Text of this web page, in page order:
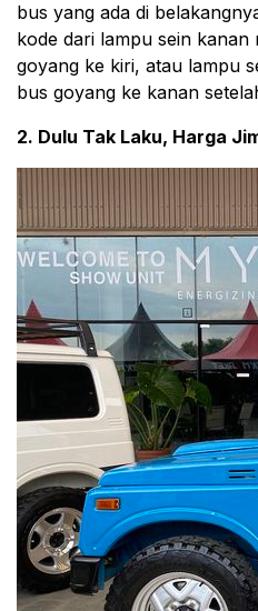
bus yang ada di
kode dari lampu sein kanan
goyang ke kiri, atau lampu
bus goyang ke kanan
2. Dulu Tak Laku, Harga